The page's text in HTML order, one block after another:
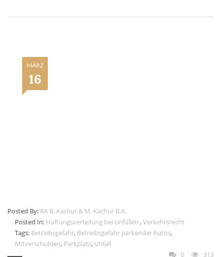
MÄRZ
16
Posted By: RA B. Kachur & M. Kachur B.A.
Posted In: Haftungsverteilung bei Unfällen ,Verkehrsrecht
Tags: Betriebsgefahr, Betriebsgefahr parkender Autos,
Mitverschulden, Parkplatz, Unfall
0
313